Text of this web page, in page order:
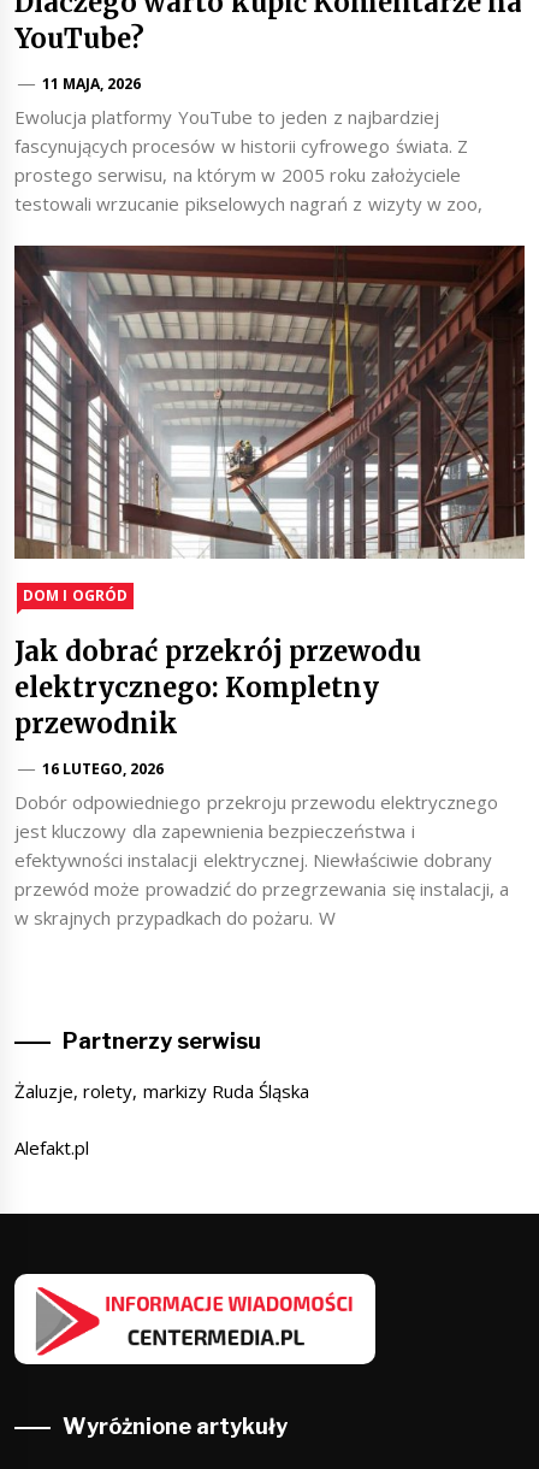
YouTube?
11 MAJA, 2026
Ewolucja platformy YouTube to jeden z najbardziej
fascynujących procesów w historii cyfrowego świata. Z
prostego serwisu, na którym w 2005 roku założyciele
testowali wrzucanie pikselowych nagrań z wizyty w zoo,
DOM I OGRÓD
Jak dobrać przekrój przewodu
elektrycznego: Kompletny
przewodnik
16 LUTEGO, 2026
Dobór odpowiedniego przekroju przewodu elektrycznego
jest kluczowy dla zapewnienia bezpieczeństwa i
efektywności instalacji elektrycznej. Niewłaściwie dobrany
przewód może prowadzić do przegrzewania się instalacji, a
w skrajnych przypadkach do pożaru. W
Partnerzy serwisu
Żaluzje, rolety, markizy Ruda Śląska
Alefakt.pl
Wyróżnione artykuły